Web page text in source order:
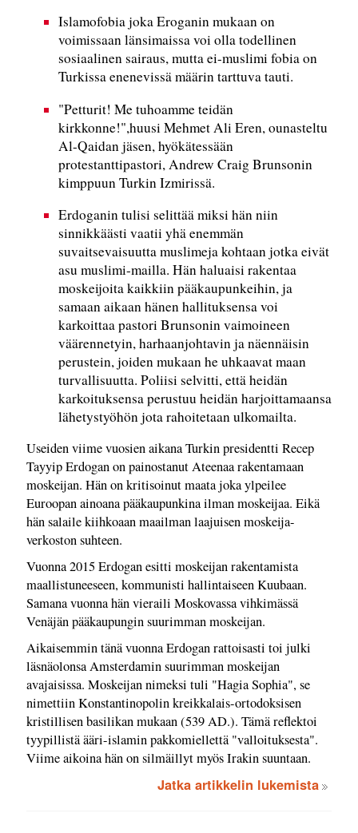
Islamofobia joka Eroganin mukaan on
voimissaan länsimaissa voi olla todellinen
sosiaalinen sairaus, mutta ei-muslimi fobia on
Turkissa enenevissä määrin tarttuva tauti.
"Petturit! Me tuhoamme teidän
kirkkonne!",huusi Mehmet Ali Eren, ounasteltu
Al-Qaidan jäsen, hyökätessään
protestanttipastori, Andrew Craig Brunsonin
kimppuun Turkin Izmirissä.
Erdoganin tulisi selittää miksi hän niin
sinnikkäästi vaatii yhä enemmän
suvaitsevaisuutta muslimeja kohtaan jotka eivät
asu muslimi-mailla. Hän haluaisi rakentaa
moskeijoita kaikkiin pääkaupunkeihin, ja
samaan aikaan hänen hallituksensa voi
karkoittaa pastori Brunsonin vaimoineen
väärennetyin, harhaanjohtavin ja näennäisin
perustein, joiden mukaan he uhkaavat maan
turvallisuutta. Poliisi selvitti, että heidän
karkoituksensa perustuu heidän harjoittamaansa
lähetystyöhön jota rahoitetaan ulkomailta.
Useiden viime vuosien aikana Turkin presidentti Recep
Tayyip Erdogan on painostanut Ateenaa rakentamaan
moskeijan. Hän on kritisoinut maata joka ylpeilee
Euroopan ainoana pääkaupunkina ilman moskeijaa. Eikä
hän salaile kiihkoaan maailman laajuisen moskeija-
verkoston suhteen.
Vuonna 2015 Erdogan esitti moskeijan rakentamista
maallistuneeseen, kommunisti hallintaiseen Kuubaan.
Samana vuonna hän vieraili Moskovassa vihkimässä
Venäjän pääkaupungin suurimman moskeijan.
Aikaisemmin tänä vuonna Erdogan rattoisasti toi julki
läsnäolonsa Amsterdamin suurimman moskeijan
avajaisissa. Moskeijan nimeksi tuli "Hagia Sophia", se
nimettiin Konstantinopolin kreikkalais-ortodoksisen
kristillisen basilikan mukaan (539 AD.). Tämä reflektoi
tyypillistä ääri-islamin pakkomiellettä "valloituksesta".
Viime aikoina hän on silmäillyt myös Irakin suuntaan.
Jatka artikkelin lukemista